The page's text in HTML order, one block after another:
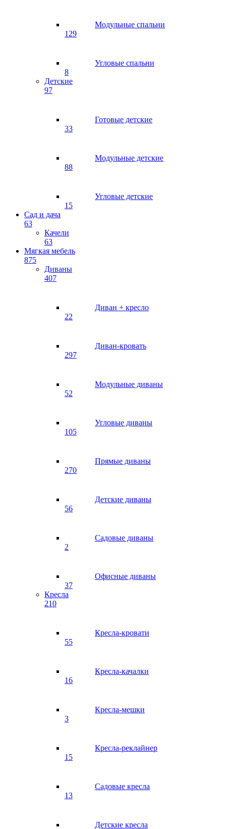
Модульные спальни
129
Угловые спальни
8
Детские
97
Готовые детские
33
Модульные детские
88
Угловые детские
15
Сад и дача
63
Качели
63
Мягкая мебель
875
Диваны
407
Диван + кресло
22
Диван-кровать
297
Модульные диваны
52
Угловые диваны
105
Прямые диваны
270
Детские диваны
56
Садовые диваны
2
Офисные диваны
37
Кресла
210
Кресла-кровати
55
Кресла-качалки
16
Кресла-мешки
3
Кресла-реклайнер
15
Садовые кресла
13
Детские кресла